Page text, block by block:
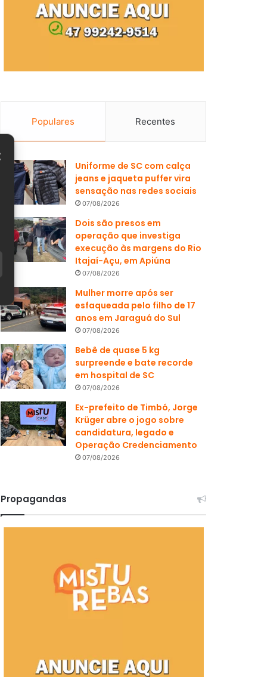
Populares Recentes
Uniforme de SC com calça
jeans e jaqueta puffer vira
sensação nas redes sociais
07/08/2026
Dois são presos em
operação que investiga
execução às margens do Rio
Itajaí-Açu, em Apiúna
07/08/2026
Mulher morre após ser
esfaqueada pelo filho de 17
anos em Jaraguá do Sul
07/08/2026
Bebê de quase 5 kg
surpreende e bate recorde
em hospital de SC
07/08/2026
Ex-prefeito de Timbó, Jorge
Krüger abre o jogo sobre
candidatura, legado e
Operação Credenciamento
07/08/2026
Propagandas